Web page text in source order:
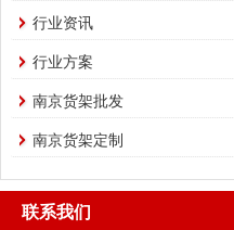
行业资讯
行业方案
南京货架批发
南京货架定制
联系我们